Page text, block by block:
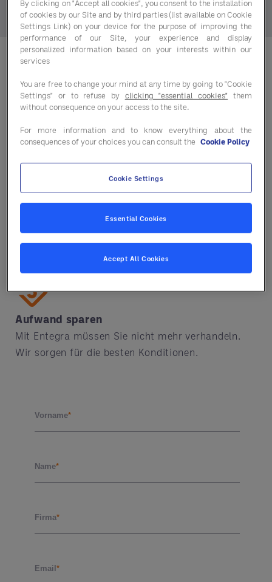
info@entegraps.de
Geld sparen
Profitieren Sie von exklusiven Einkaufsvorteilen
und senken Sie Ihre Kosten deutlich.
Zeit sparen
Überlassen Sie uns die Arbeit. Wir kümmern uns
Aufwand sparen
Mit Entegra müssen Sie nicht mehr verhandeln.
Wir sorgen für die besten Konditionen.
By clicking on "Accept all cookies", you consent to the installation
of cookies by our Site and by third parties (list available on Cookie
Settings Link) on your device for the purpose of improving the
performance of our Site, your experience and display
personalized information based on your interests within our
services
You are free to change your mind at any time by going to "Cookie
Settings" or to refuse by clicking "essential cookies" them
without consequence on your access to the site.
For more information and to know everything about the
consequences of your choices you can consult the Cookie Policy
Cookie Settings
Essential Cookies
Accept All Cookies